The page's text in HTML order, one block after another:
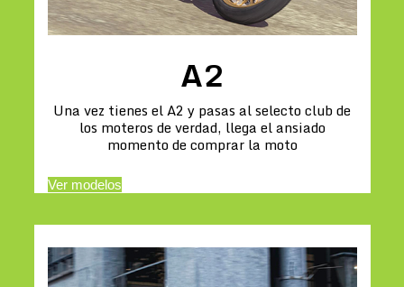
A2
Una vez tienes el A2 y pasas al selecto club de
los moteros de verdad, llega el ansiado
momento de comprar la moto
Ver modelos